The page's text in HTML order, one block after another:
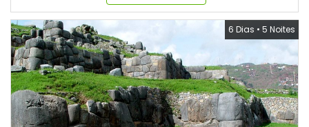
6 Dias • 5 Noites